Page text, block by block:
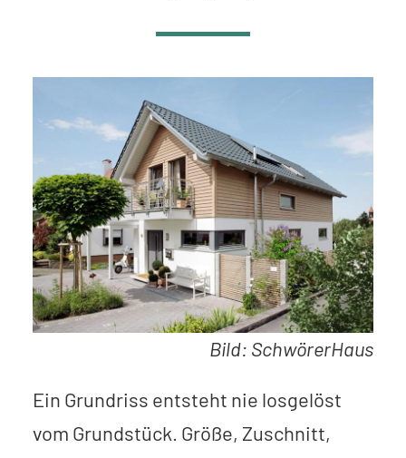
Bild: SchwörerHaus
Ein Grundriss entsteht nie losgelöst
vom Grundstück. Größe, Zuschnitt,